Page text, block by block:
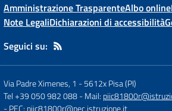
Amministrazione TrasparenteAlbo online
Note LegaliDichiarazioni di accessibilità
Seguici su:
Via Padre Ximenes, 1 -5612x Pisa (PI)
Tel +39 050 982 088- Mail:
- PEC: piic81800r@pec.istruzione.it